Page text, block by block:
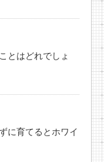
とはどれでしょ
に育てるとホワイ